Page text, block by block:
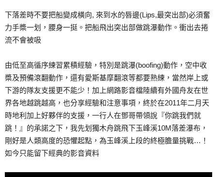
下落差時不要把船變成橫向, 來到水的唇邊(Lips,最突出部)必須奮
力手槳一划，腰身一挺。把船飛出突出部做跳瀑動作。衝出去捲
流不會被吸
由低至高循序練習累積經驗，特別是跳瀑(boofing)動作，空中收
槳及預備滾翻動作，還有愛斯基摩翻滾等都要熟練，當然岸上或
下游的隊友支援更不能少！加上網路影音檔陸續有外國舟友在世
界各地越跳越高，也分享經驗和注意事項，終於在2011年二月天
時地利加上好夥伴的支援，一行人在鄧哥帶領說『你跳我們就
跳！』的承諾之下，我先划獨木舟跳飛下玉峰溪10M落差瀑布，
剛好是人類高度的恐懼起點，為玉峰溪上段的終極膽量挑戰…！
如今只能留下經典的影音資料